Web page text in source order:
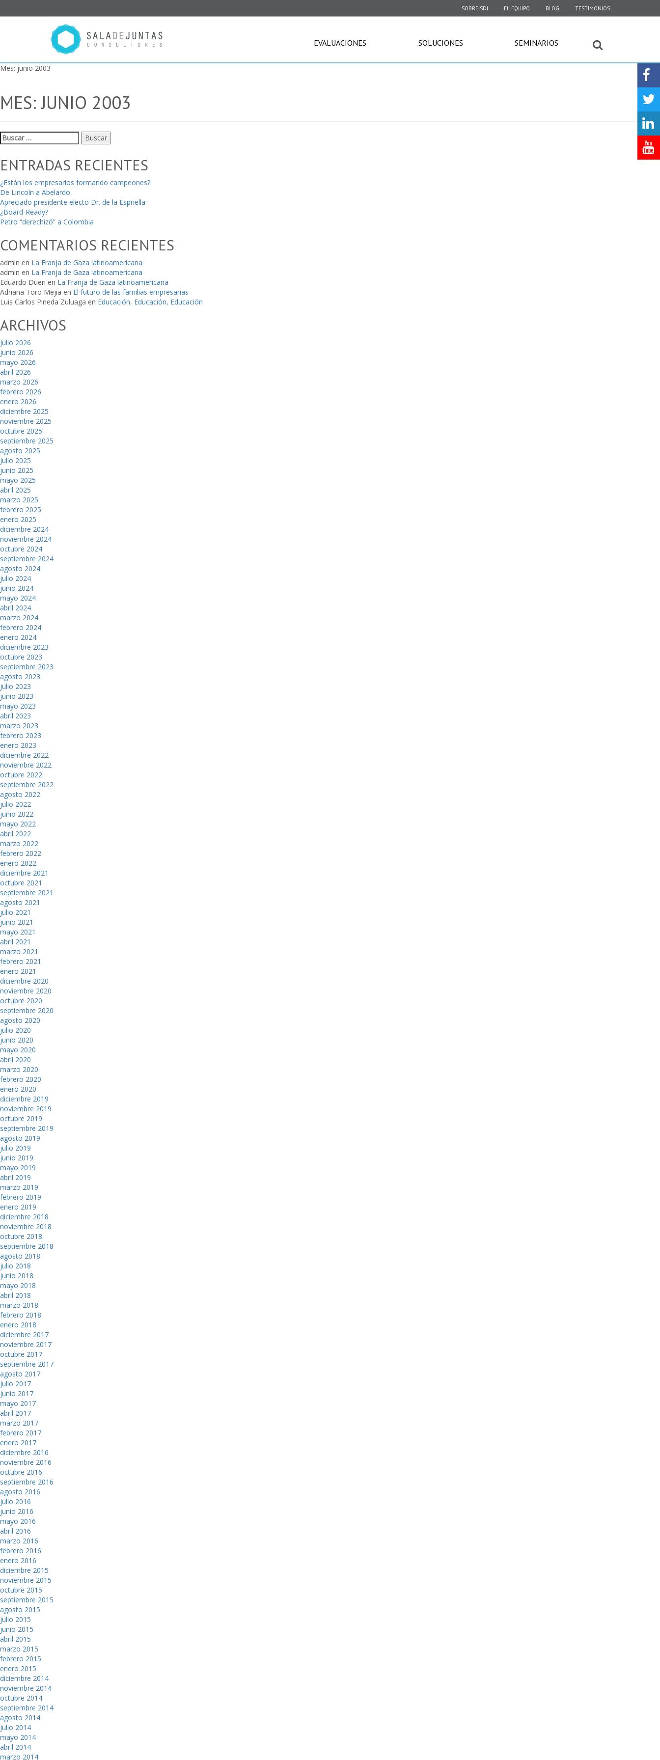
SOBRE SDJ EL EQUIPO BLOG TESTIMONIOS
EVALUACIONES SOLUCIONES SEMINARIOS
Mes: junio 2003
MES:JUNIO 2003
Buscar:
ENTRADAS RECIENTES
¿Están los empresarios formando campeones?
De Lincoln a Abelardo
Apreciado presidente electo Dr. de la Espriella:
¿Board-Ready?
Petro “derechizó” a Colombia
COMENTARIOS RECIENTES
admin en La Franja de Gaza latinoamericana
admin en La Franja de Gaza latinoamericana
Eduardo Dueri en La Franja de Gaza latinoamericana
Adriana Toro Mejia en El futuro de las familias empresarias
Luis Carlos Pineda Zuluaga en Educación, Educación, Educación
ARCHIVOS
julio 2026
junio 2026
mayo 2026
abril 2026
marzo 2026
febrero 2026
enero 2026
diciembre 2025
noviembre 2025
octubre 2025
septiembre 2025
agosto 2025
julio 2025
junio 2025
mayo 2025
abril 2025
marzo 2025
febrero 2025
enero 2025
diciembre 2024
noviembre 2024
octubre 2024
septiembre 2024
agosto 2024
julio 2024
junio 2024
mayo 2024
abril 2024
marzo 2024
febrero 2024
enero 2024
diciembre 2023
octubre 2023
septiembre 2023
agosto 2023
julio 2023
junio 2023
mayo 2023
abril 2023
marzo 2023
febrero 2023
enero 2023
diciembre 2022
noviembre 2022
octubre 2022
septiembre 2022
agosto 2022
julio 2022
junio 2022
mayo 2022
abril 2022
marzo 2022
febrero 2022
enero 2022
diciembre 2021
octubre 2021
septiembre 2021
agosto 2021
julio 2021
junio 2021
mayo 2021
abril 2021
marzo 2021
febrero 2021
enero 2021
diciembre 2020
noviembre 2020
octubre 2020
septiembre 2020
agosto 2020
julio 2020
junio 2020
mayo 2020
abril 2020
marzo 2020
febrero 2020
enero 2020
diciembre 2019
noviembre 2019
octubre 2019
septiembre 2019
agosto 2019
julio 2019
junio 2019
mayo 2019
abril 2019
marzo 2019
febrero 2019
enero 2019
diciembre 2018
noviembre 2018
octubre 2018
septiembre 2018
agosto 2018
julio 2018
junio 2018
mayo 2018
abril 2018
marzo 2018
febrero 2018
enero 2018
diciembre 2017
noviembre 2017
octubre 2017
septiembre 2017
agosto 2017
julio 2017
junio 2017
mayo 2017
abril 2017
marzo 2017
febrero 2017
enero 2017
diciembre 2016
noviembre 2016
octubre 2016
septiembre 2016
agosto 2016
julio 2016
junio 2016
mayo 2016
abril 2016
marzo 2016
febrero 2016
enero 2016
diciembre 2015
noviembre 2015
octubre 2015
septiembre 2015
agosto 2015
julio 2015
junio 2015
abril 2015
marzo 2015
febrero 2015
enero 2015
diciembre 2014
noviembre 2014
octubre 2014
septiembre 2014
agosto 2014
julio 2014
mayo 2014
abril 2014
marzo 2014